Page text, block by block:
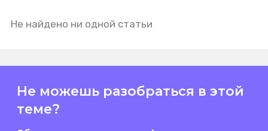
Не найдено ни одной статьи
Не можешь разобраться в этой
теме?